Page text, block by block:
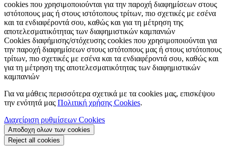
cookies που χρησιμοποιούνται για την παροχή διαφημίσεων στους
ιστότοπους μας ή στους ιστότοπους τρίτων, πιο σχετικές με εσένα
και τα ενδιαφέροντά σου, καθώς και για τη μέτρηση της
αποτελεσματικότητας των διαφημιστικών καμπανιών
Cookies διαφήμισης/στόχευσης cookies που χρησιμοποιούνται για
την παροχή διαφημίσεων στους ιστότοπους μας ή στους ιστότοπους
τρίτων, πιο σχετικές με εσένα και τα ενδιαφέροντά σου, καθώς και
για τη μέτρηση της αποτελεσματικότητας των διαφημιστικών
καμπανιών
Για να μάθεις περισσότερα σχετικά με τα cookies μας, επισκέψου
την ενότητά μας Πολιτική χρήσης Cookies.
Διαχείριση ρυθμίσεων Cookies
Αποδοχη ολων των cookies
Reject all cookies